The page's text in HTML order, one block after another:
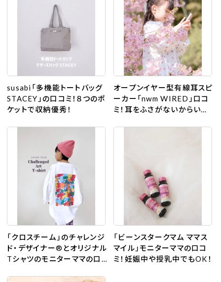
susabi「多機能トートバッグ
STACEY」の口コミ！８つのポ
ケットで収納優秀！
オープンイヤー型有線耳スピ
ーカー「nwm WIRED」口コ
ミ！耳をふさがないからい痛
「クロスチーム」のチャレンジ
ド・デザイナー®︎とオリジナル
Tシャツのモニターママの口
「ビーンスタークマム ママス
マイル」モニターママの口コ
ミ！妊娠中や授乳中でもOK！